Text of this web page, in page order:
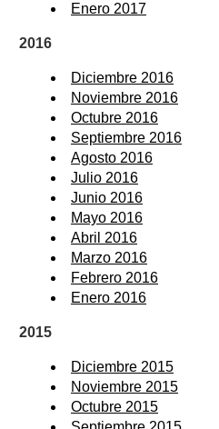
Enero 2017
2016
Diciembre 2016
Noviembre 2016
Octubre 2016
Septiembre 2016
Agosto 2016
Julio 2016
Junio 2016
Mayo 2016
Abril 2016
Marzo 2016
Febrero 2016
Enero 2016
2015
Diciembre 2015
Noviembre 2015
Octubre 2015